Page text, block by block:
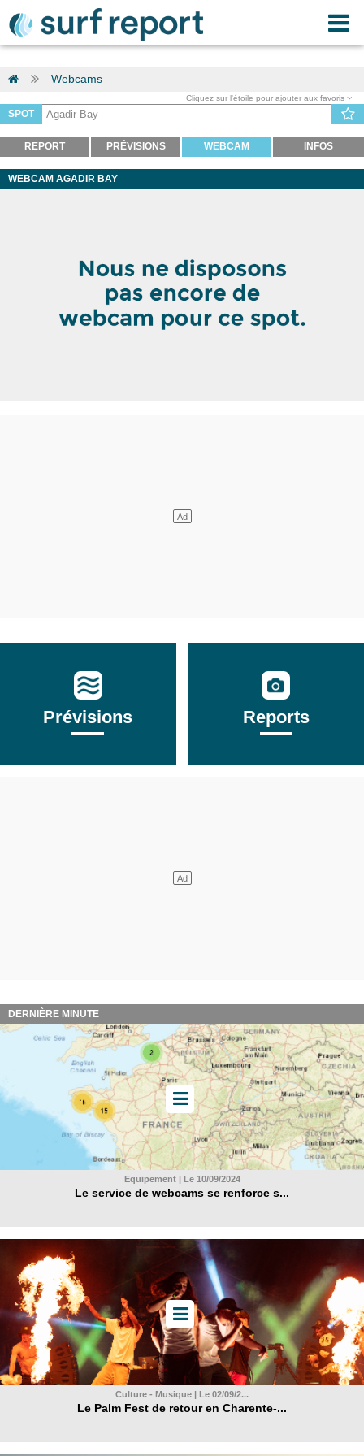
Webcams
Cliquez sur l'étoile pour ajouter aux favoris
SPOT
REPORT PRÉVISIONS WEBCAM INFOS
WEBCAM AGADIR BAY
Prévisions Reports
DERNIÈRE MINUTE
Equipement | Le 10/09/2024
Le service de webcams se renforce s...
Culture - Musique | Le 02/09/2...
Le Palm Fest de retour en Charente-...